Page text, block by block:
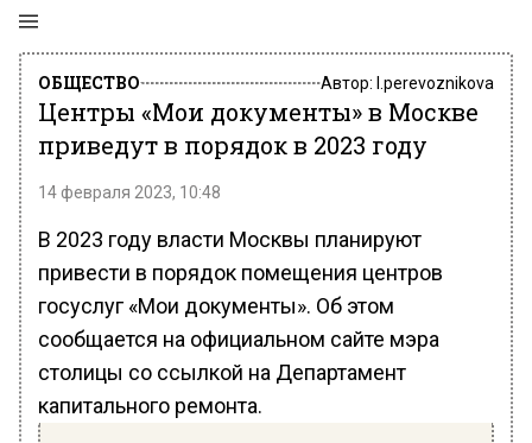
ОБЩЕСТВО Автор: l.perevoznikova
Центры «Мои документы» в Москве
приведут в порядок в 2023 году
14 февраля 2023, 10:48
В 2023 году власти Москвы планируют
привести в порядок помещения центров
госуслуг «Мои документы». Об этом
сообщается на официальном сайте мэра
столицы со ссылкой на Департамент
капитального ремонта.